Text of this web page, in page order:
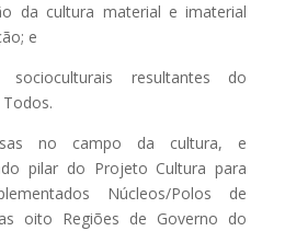
da cultura material e imaterial
e
resultantes do
no campo da cultura, e
pilar do Projeto Cultura para
Núcleos/Polos de
oito Regiões de Governo do